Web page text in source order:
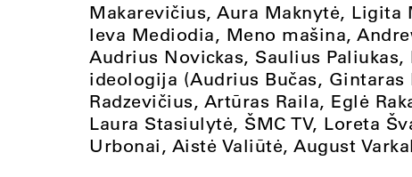
Makarevičius, Aura Maknytė,
Ieva Mediodia, Meno mašina,
Audrius Novickas, Saulius
ideologija (Audrius Bučas, Gintaras
Radzevičius, Artūras Raila, Eglė
Laura Stasiulytė, ŠMC TV, Loreta
Urbonai, Aistė Valiūtė, August